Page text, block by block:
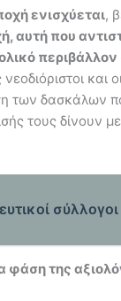
ενισχύεται,
αυτή που
νεοδιόριστοι
των δασκάλων
τους δίνουν
φάση της